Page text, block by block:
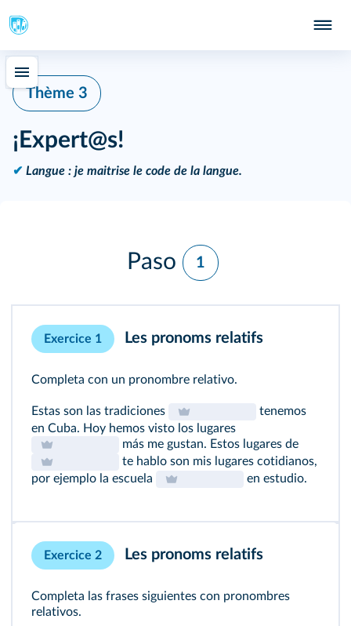
Thème 3
¡Expert@s!
✔ Langue : je maitrise le code de la langue.
Paso 1
Exercice 1 Les pronoms relatifs
Completa con un pronombre relativo.
Estas son las tradiciones
tenemos
en Cuba. Hoy hemos visto los lugares
más me gustan. Estos lugares de
te hablo son mis lugares cotidianos,
por ejemplo la escuela
en estudio.
Exercice 2 Les pronoms relatifs
Completa las frases siguientes con pronombres
relativos.